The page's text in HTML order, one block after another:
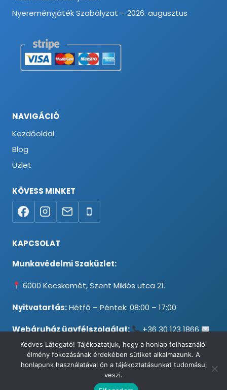
Nyereményjáték Szabályzat – 2026. augusztus
NAVIGÁCIÓ
Kezdőoldal
Blog
Üzlet
KÖVESS MINKET
KAPCSOLAT
Munkavédelmi Szaküzlet:
6000 Kecskemét, Szent Miklós utca 21.
Nyitvatartás:Hétfő – Péntek: 08:00 – 17:00
Webáruház ügyfélszolgálat:
+36 30 123 1866
info@testpancel.hu
© 2026 Munkavédelmi és Ruházati Webáruház - Minden jog
Kedves Látogató! Tájékoztatjuk, hogy a honlap felhasználói
élmény fokozásának érdekében sütiket alkalmazunk. A
honlapunk használatával ön a tájékoztatásunkat tudomásul
veszi.